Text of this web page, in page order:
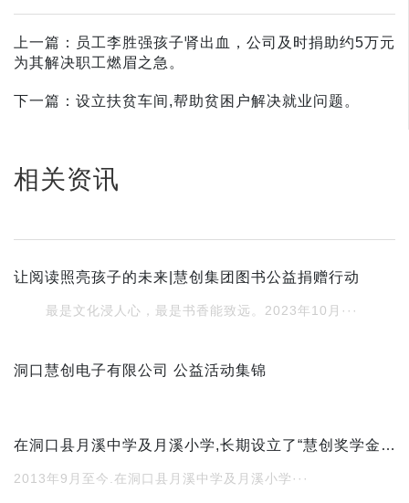
上一篇：员工李胜强孩子肾出血，公司及时捐助约5万元
为其解决职工燃眉之急。
下一篇：设立扶贫车间,帮助贫困户解决就业问题。
相关资讯
让阅读照亮孩子的未来|慧创集团图书公益捐赠行动
最是文化浸人心，最是书香能致远。2023年10月···
洞口慧创电子有限公司 公益活动集锦
在洞口县月溪中学及月溪小学,长期设立了“慧创奖学金”,”慧创优秀教师奖”, 每年为30名品学兼优的学生颁发200至500元不等的奖学金，为优秀教师颁发奖金。
2013年9月至今.在洞口县月溪中学及月溪小学···